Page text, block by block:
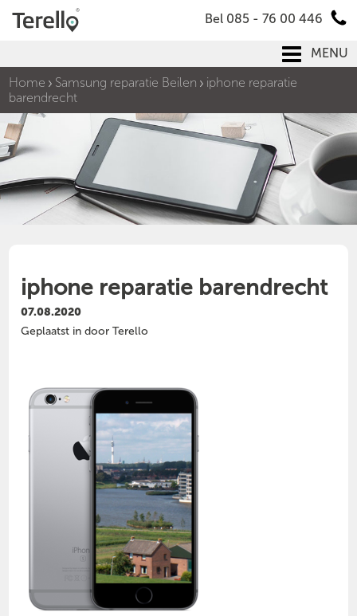
Bel 085 - 76 00 446
MENU
Home
Samsung reparatie Beilen
iphone reparatie
barendrecht
iphone reparatie barendrecht
07.08.2020
Geplaatst in door Terello